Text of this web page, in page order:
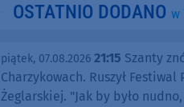
OSTATNIO DODANO w
piątek, 07.08.2026 21:15 Szanty
Charzykowach. Ruszył Festiwal
Żeglarskiej. "Jak by było